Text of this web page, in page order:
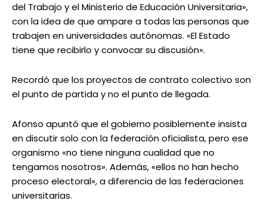
del Trabajo y el Ministerio de Educación Universitaria»,
con la idea de que ampare a todas las personas que
trabajen en universidades autónomas. «El Estado
tiene que recibirlo y convocar su discusión».
Recordó que los proyectos de contrato colectivo son
el punto de partida y no el punto de llegada.
Afonso apuntó que el gobierno posiblemente insista
en discutir solo con la federación oficialista, pero ese
organismo «no tiene ninguna cualidad que no
tengamos nosotros». Además, «ellos no han hecho
proceso electoral», a diferencia de las federaciones
universitarias.